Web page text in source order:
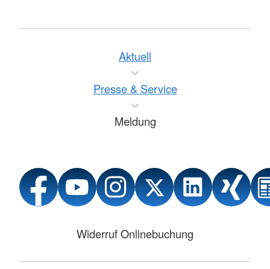
Aktuell
Presse & Service
Meldung
Widerruf Onlinebuchung